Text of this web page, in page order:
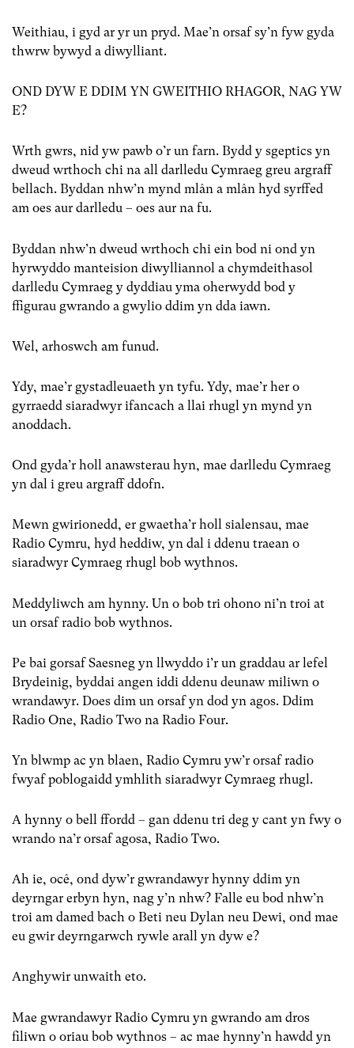
Weithiau, i gyd ar yr un pryd. Mae’n orsaf sy’n fyw gyda
thwrw bywyd a diwylliant.
OND DYW E DDIM YN GWEITHIO RHAGOR, NAG YW
E?
Wrth gwrs, nid yw pawb o’r un farn. Bydd y sgeptics yn
dweud wrthoch chi na all darlledu Cymraeg greu argraff
bellach. Byddan nhw’n mynd mlân a mlân hyd syrffed
am oes aur darlledu – oes aur na fu.
Byddan nhw’n dweud wrthoch chi ein bod ni ond yn
hyrwyddo manteision diwylliannol a chymdeithasol
darlledu Cymraeg y dyddiau yma oherwydd bod y
ffigurau gwrando a gwylio ddim yn dda iawn.
Wel, arhoswch am funud.
Ydy, mae’r gystadleuaeth yn tyfu. Ydy, mae’r her o
gyrraedd siaradwyr ifancach a llai rhugl yn mynd yn
anoddach.
Ond gyda’r holl anawsterau hyn, mae darlledu Cymraeg
yn dal i greu argraff ddofn.
Mewn gwirionedd, er gwaetha’r holl sialensau, mae
Radio Cymru, hyd heddiw, yn dal i ddenu traean o
siaradwyr Cymraeg rhugl bob wythnos.
Meddyliwch am hynny. Un o bob tri ohono ni’n troi at
un orsaf radio bob wythnos.
Pe bai gorsaf Saesneg yn llwyddo i’r un graddau ar lefel
Brydeinig, byddai angen iddi ddenu deunaw miliwn o
wrandawyr. Does dim un orsaf yn dod yn agos. Ddim
Radio One, Radio Two na Radio Four.
Yn blwmp ac yn blaen, Radio Cymru yw’r orsaf radio
fwyaf poblogaidd ymhlith siaradwyr Cymraeg rhugl.
A hynny o bell ffordd – gan ddenu tri deg y cant yn fwy o
wrando na’r orsaf agosa, Radio Two.
Ah ie, ocê, ond dyw’r gwrandawyr hynny ddim yn
deyrngar erbyn hyn, nag y’n nhw? Falle eu bod nhw’n
troi am damed bach o Beti neu Dylan neu Dewi, ond mae
eu gwir deyrngarwch rywle arall yn dyw e?
Anghywir unwaith eto.
Mae gwrandawyr Radio Cymru yn gwrando am dros
filiwn o oriau bob wythnos – ac mae hynny’n hawdd yn